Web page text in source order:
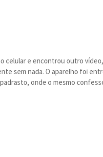
celular e encontrou outro
sem nada. O aparelho foi
onde o mesmo